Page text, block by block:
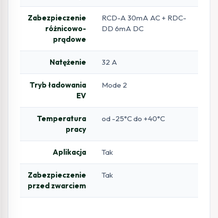
Zabezpieczenie
różnicowo-
prądowe
RCD-A 30mA AC + RDC-
DD 6mA DC
Natężenie 32 A
Tryb ładowania
EV
Mode 2
Temperatura
pracy
od -25°C do +40°C
Aplikacja Tak
Zabezpieczenie
przed zwarciem
Tak